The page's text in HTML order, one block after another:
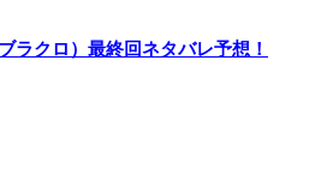
ラクロ）最終回ネタバレ予想！